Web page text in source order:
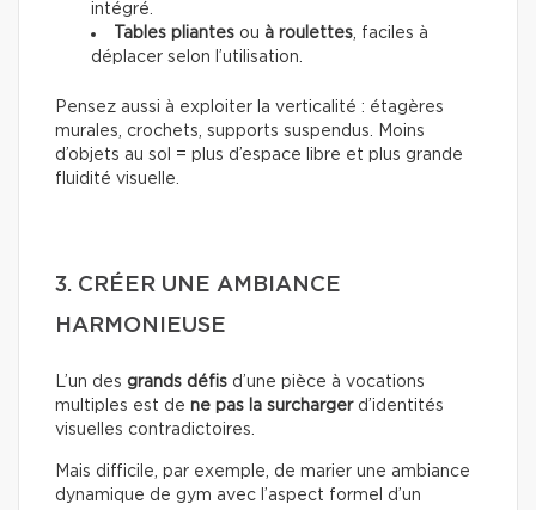
intégré.
Tables pliantes ou à roulettes, faciles à
déplacer selon l’utilisation.
Pensez aussi à exploiter la verticalité : étagères
murales, crochets, supports suspendus. Moins
d’objets au sol = plus d’espace libre et plus grande
fluidité visuelle.
3. CRÉER UNE AMBIANCE
HARMONIEUSE
L’un des grands défis d’une pièce à vocations
multiples est de ne pas la surchargerd’identités
visuelles contradictoires.
Mais difficile, par exemple, de marier une ambiance
dynamique de gym avec l’aspect formel d’un